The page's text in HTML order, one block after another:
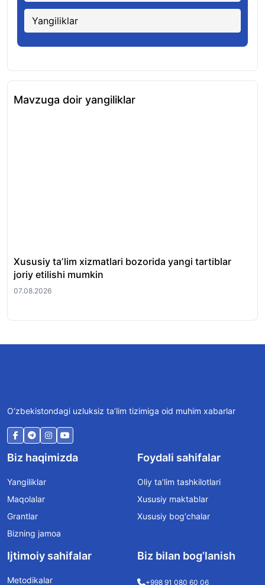
Yangiliklar
Mavzuga doir yangiliklar
Xususiy taʼlim xizmatlari bozorida yangi tartiblar
joriy etilishi mumkin
07.08.2026
O‘zbekistondagi uzluksiz ta’lim tizimiga oid muhim xabarlar
Biz haqimizda
Yangiliklar
Maqolalar
Grantlar
Bizning jamoa
Foydali sahifalar
Oliy ta’lim tashkilotlari
Xususiy maktablar
Xususiy bog‘chalar
Ijtimoiy sahifalar
Metodikalar
Biz bilan bog’lanish
+998 91 080 60 06